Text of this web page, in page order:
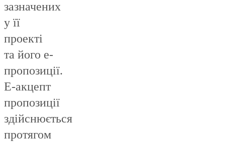
зазначених
у її
проекті
та його е-
пропозиції.
Е-акцепт
пропозиції
здійснюється
протягом